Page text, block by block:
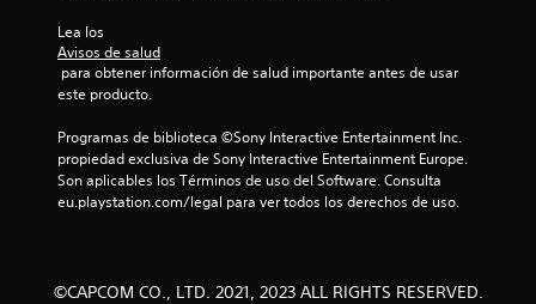
Lea los
Avisos de salud
este producto.
Programas de biblioteca ©Sony Interactive Entertainment Inc.
propiedad exclusiva de Sony Interactive Entertainment Europe.
Son aplicables los Términos de uso del Software. Consulta
eu.playstation.com/legal para ver todos los derechos de uso.
©CAPCOM CO., LTD. 2021, 2023 ALL RIGHTS RESERVED.